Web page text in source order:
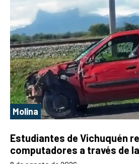
Molina
Estudiantes de Vichuquén
computadores a través de